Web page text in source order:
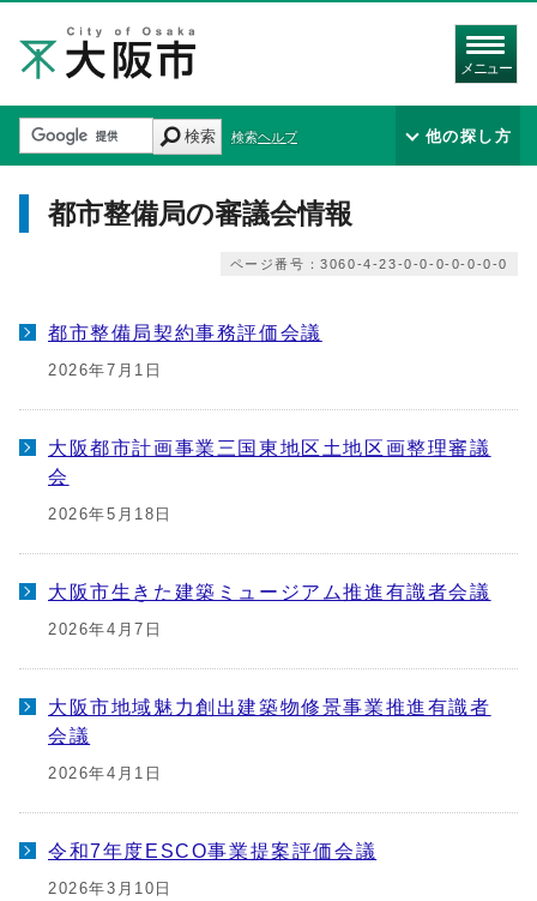
メニュー
検索 検索ヘルプ 他の探し方
都市整備局の審議会情報
ページ番号：3060-4-23-0-0-0-0-0-0-0
都市整備局契約事務評価会議
2026年7月1日
大阪都市計画事業三国東地区土地区画整理審議
会
2026年5月18日
大阪市生きた建築ミュージアム推進有識者会議
2026年4月7日
大阪市地域魅力創出建築物修景事業推進有識者
会議
2026年4月1日
令和7年度ESCO事業提案評価会議
2026年3月10日